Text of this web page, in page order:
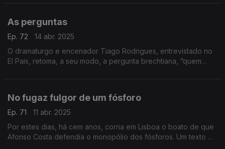
As perguntas
Ep. 72
14 abr. 2025
O dramaturgo e encenador Tiago Rodrigues, entrevistado no
El Pais, retoma, a seu modo, a pergunta brechtiana, “quem
No fugaz fulgor de um fósforo
Ep. 71
11 abr. 2025
Por estes dias, há cem anos, corria em Lisboa o boato de que
Afonso Costa defendia o monopólio dos fósforos. Um texto de